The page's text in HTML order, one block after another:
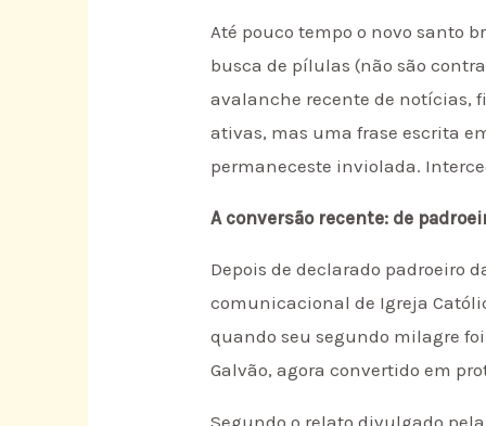
Até pouco tempo o novo santo
busca de pílulas (não são
avalanche recente de notícias,
ativas, mas uma frase escrita
permaneceste inviolada.
A conversão recente: de
Depois de declarado padroeiro
comunicacional de Igreja
quando seu segundo milagre
Galvão, agora convertido em